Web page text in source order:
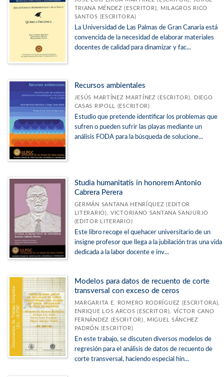
TRIANA MÉNDEZ (ESCRITOR), MILAGROS RICO
SANTOS (ESCRITORA)
La Universidad de Las Palmas de Gran Canaria está
convencida de la necesidad de elaborar materiales
docentes de calidad para dinamizar y fac...
Recursos ambientales
JESÚS MARTÍNEZ MARTÍNEZ (ESCRITOR), DIEGO
CASAS RIPOLL (ESCRITOR)
Estudio que pretende identificar los problemas que
sufren o pueden sufrir las playas mediante un
análisis FODA para la búsqueda de solucione...
Studia humanitatis in honorem Antonio
Cabrera Perera
GERMÁN SANTANA HENRÍQUEZ (EDITOR
LITERARIO), VICTORIANO SANTANA SANJURJO
(EDITOR LITERARIO)
Este libro recoge el quehacer universitario de un
insigne profesor que llega a la jubilación tras una vida
dedicada a la labor docente e inv...
Modelos para datos de recuento de corte
transversal con exceso de ceros
MARGARITA E. ROMERO RODRÍGUEZ (ESCRITORA),
ENRIQUE LOS ARCOS (ESCRITOR), VÍCTOR CANO
FERNÁNDEZ (ESCRITOR), MIGUEL SÁNCHEZ
PADRÓN (ESCRITOR)
En este trabajo, se discuten diversos modelos de
regresión para el análisis de datos de recuento de
corte transversal, haciendo especial hin...